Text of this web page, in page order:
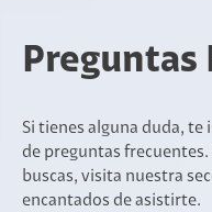
Preguntas
Si tienes alguna duda, te
de preguntas
buscas, visita nuestra
encantados de asistirte.